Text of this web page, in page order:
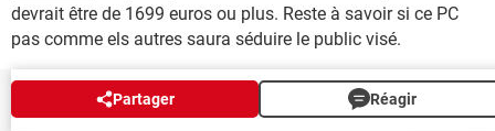
devrait être de 1699 euros ou plus. Reste à savoir si ce PC
pas comme els autres saura séduire le public visé.
Partager Réagir
NEWSLETTER